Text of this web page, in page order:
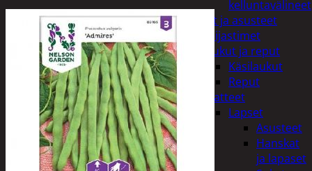
kelluntavälineet
Vaatteet ja asusteet
Heijastimet
Laukut ja reput
Käsilaukut
Reput
Vaatteet
Lapset
Asusteet
Hanskat
ja lapaset